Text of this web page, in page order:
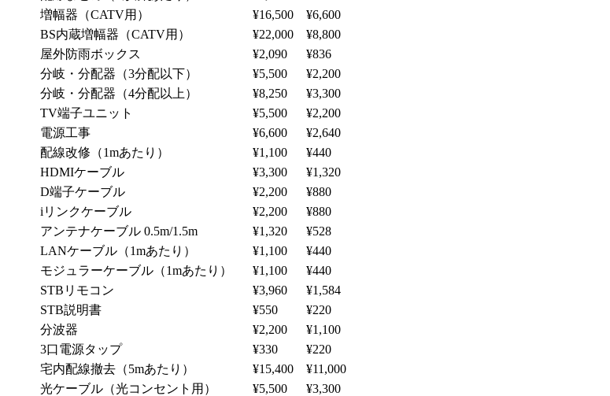
増幅器（CATV用）
¥16,500
¥6,600
BS内蔵増幅器（CATV用）
¥22,000
¥8,800
屋外防雨ボックス
¥2,090
¥836
分岐・分配器（3分配以下）
¥5,500
¥2,200
分岐・分配器（4分配以上）
¥8,250
¥3,300
TV端子ユニット
¥5,500
¥2,200
電源工事
¥6,600
¥2,640
配線改修（1mあたり）
¥1,100
¥440
HDMIケーブル
¥3,300
¥1,320
D端子ケーブル
¥2,200
¥880
iリンクケーブル
¥2,200
¥880
アンテナケーブル 0.5m/1.5m
¥1,320
¥528
LANケーブル（1mあたり）
¥1,100
¥440
モジュラーケーブル（1mあたり）
¥1,100
¥440
STBリモコン
¥3,960
¥1,584
STB説明書
¥550
¥220
分波器
¥2,200
¥1,100
3口電源タップ
¥330
¥220
宅内配線撤去（5mあたり）
¥15,400
¥11,000
光ケーブル（光コンセント用）
¥5,500 ¥3,300